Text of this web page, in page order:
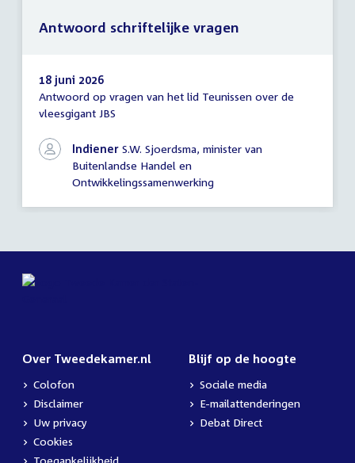
Antwoord
schriftelijke
18 juni 2026
Antwoord op vragen van het lid Teunissen over de
vleesgigant JBS
Indiener S.W. Sjoerdsma, minister van
Buitenlandse Handel en
Ontwikkelingssamenwerking
Antwoord schriftelijke vragen
Over Tweedekamer.nl
Colofon
Disclaimer
Uw privacy
Cookies
Blijf op de hoogte
Sociale media
E-mailattenderingen
Debat Direct